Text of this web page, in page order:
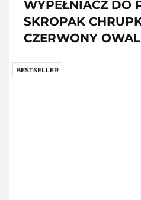
WYPEŁNIACZ DO
SKROPAK
CZERWONY OWAL
BESTSELLER